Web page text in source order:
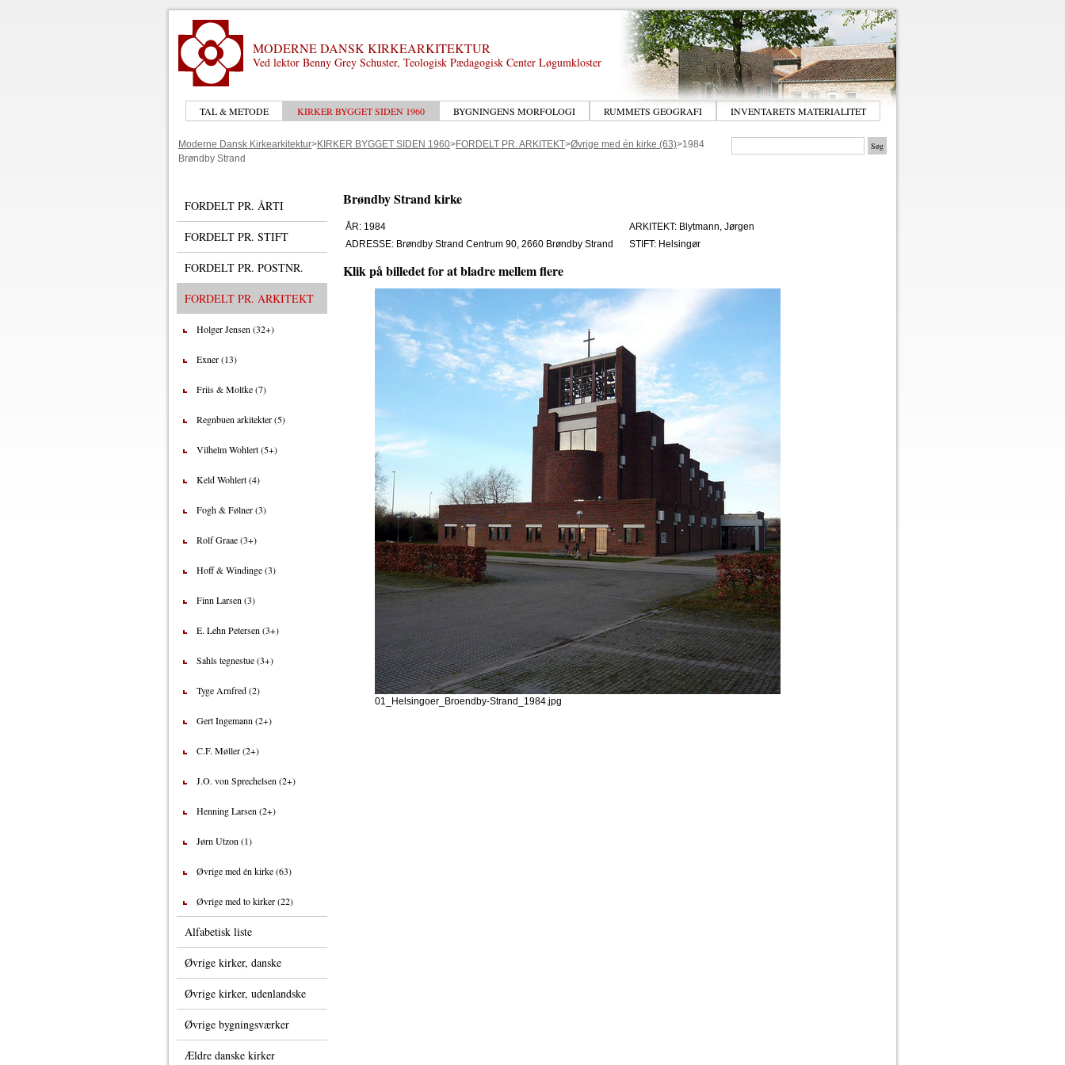
MODERNE DANSK KIRKEARKITEKTUR
Ved lektor Benny Grey Schuster, Teologisk Pædagogisk Center Løgumkloster
TAL & METODE KIRKER BYGGET SIDEN 1960 BYGNINGENS MORFOLOGI RUMMETS GEOGRAFI INVENTARETS MATERIALITET
Moderne Dansk Kirkearkitektur>KIRKER BYGGET SIDEN 1960>FORDELT PR. ARKITEKT>Øvrige med én kirke (63)>1984
Brøndby Strand
FORDELT PR. ÅRTI
FORDELT PR. STIFT
FORDELT PR. POSTNR.
FORDELT PR. ARKITEKT
Holger Jensen (32+)
Exner (13)
Friis & Moltke (7)
Regnbuen arkitekter (5)
Vilhelm Wohlert (5+)
Keld Wohlert (4)
Fogh & Følner (3)
Rolf Graae (3+)
Hoff & Windinge (3)
Finn Larsen (3)
E. Lehn Petersen (3+)
Sahls tegnestue (3+)
Tyge Arnfred (2)
Gert Ingemann (2+)
C.F. Møller (2+)
J.O. von Sprechelsen (2+)
Henning Larsen (2+)
Jørn Utzon (1)
Øvrige med én kirke (63)
Øvrige med to kirker (22)
Alfabetisk liste
Øvrige kirker, danske
Øvrige kirker, udenlandske
Øvrige bygningsværker
Ældre danske kirker
Brøndby Strand kirke
ÅR: 1984
ARKITEKT: Blytmann, Jørgen
ADRESSE: Brøndby Strand Centrum 90, 2660 Brøndby Strand
STIFT: Helsingør
Klik på billedet for at bladre mellem flere
01_Helsingoer_Broendby-Strand_1984.jpg